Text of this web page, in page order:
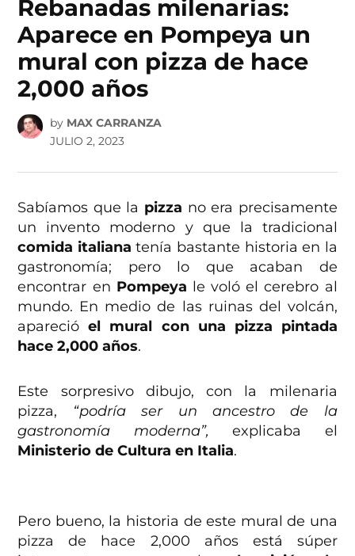
Rebanadas milenarias:
Aparece en Pompeya un
mural con pizza de hace
2,000 años
by MAX CARRANZA
JULIO 2, 2023
Sabíamos que la pizza no era precisamente
un invento moderno y que la tradicional
comida italiana tenía bastante historia en la
gastronomía; pero lo que acaban de
encontrar en Pompeya le voló el cerebro al
mundo. En medio de las ruinas del volcán,
aparecióel mural con una pizza pintada
hace 2,000 años.
Este sorpresivo dibujo, con la milenaria
pizza,
“podría ser un ancestro de la
gastronomía moderna”, explicaba el
Ministerio de Cultura en Italia.
Pero bueno, la historia de este mural de una
pizza de hace 2,000 años está súper